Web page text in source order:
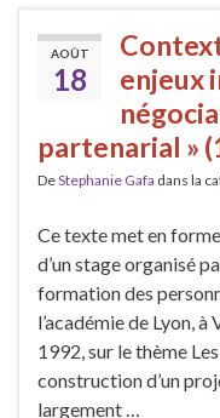
AOÛT
18
enjeux
partenarial »
DeStephanie Gafa dans la
Ce texte met en
d’un stage organisé
formation des
l’académie de Lyon, à
1992, sur le thème
construction d’un
largement …